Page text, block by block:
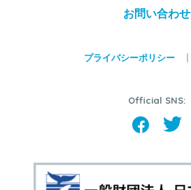
お問い合わせ
プライバシーポリシー
Official SNS: